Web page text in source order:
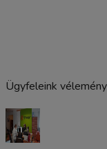
Ügyfeleink